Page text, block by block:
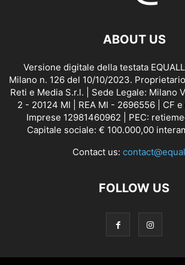
ABOUT US
Versione digitale della testata
Milano n. 126 del 10/10/2023.
Reti e Media S.r.l. | Sede Legale: Milano
2 - 20124 MI | REA MI - 2696556 | CF
Imprese 12981460962 | PEC:
Capitale sociale: € 100.000,00
Contact us:
FOLLOW US